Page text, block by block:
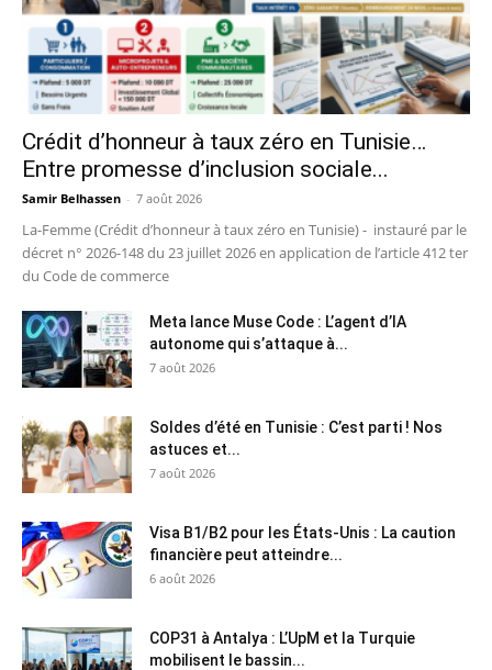
Crédit d’honneur à taux zéro en Tunisie…
Entre promesse d’inclusion sociale...
Samir Belhassen - 7 août 2026
La-Femme (Crédit d’honneur à taux zéro en Tunisie) - instauré par le
décret n° 2026-148 du 23 juillet 2026 en application de l’article 412 ter
du Code de commerce
Meta lance Muse Code : L’agent d’IA
autonome qui s’attaque à...
7 août 2026
Soldes d’été en Tunisie : C’est parti ! Nos
astuces et...
7 août 2026
Visa B1/B2 pour les États-Unis : La caution
financière peut atteindre...
6 août 2026
COP31 à Antalya : L’UpM et la Turquie
mobilisent le bassin...